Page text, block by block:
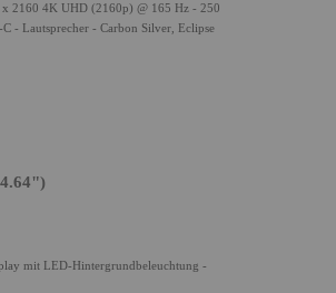
2160 4K UHD (2160p) @ 165 Hz - 250
- Lautsprecher - Carbon Silver, Eclipse
mit LED-Hintergrundbeleuchtung -